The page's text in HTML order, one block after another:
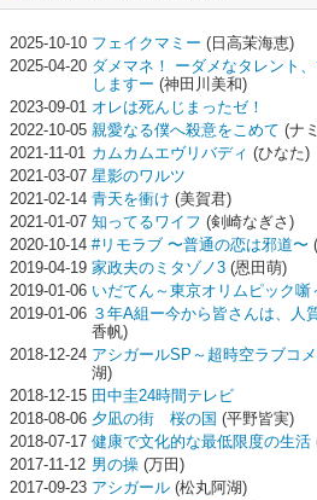
2025-10-10 フェイクマミー (日高茉海恵)
2025-04-20 ダメマネ！ ーダメなタレント
しますー (神田川美和)
2023-09-01 オレは死んじまったゼ！
2022-10-05 親愛なる僕へ殺意をこめて (ナ
2021-11-01 カムカムエヴリバディ (ひなた)
2021-03-07 星影のワルツ
2021-02-14 青天を衝け (美賀君)
2021-01-07 知ってるワイフ (剣崎なぎさ)
2020-10-14 #リモラブ 〜普通の恋は邪道〜
2019-04-19 家政夫のミタゾノ3 (恩田萌)
2019-01-06 いだてん～東京オリムピック噺
2019-01-06 ３年A組ー今から皆さんは、人
香帆)
2018-12-24 アシガールSP～超時空ラブコ
湖)
2018-12-15 田中圭24時間テレビ
2018-08-06 夕凪の街 桜の国 (平野皆実)
2018-07-17 健康で文化的な最低限度の生活
2017-11-12 男の操 (万田)
2017-09-23 アシガール (松丸阿湖)